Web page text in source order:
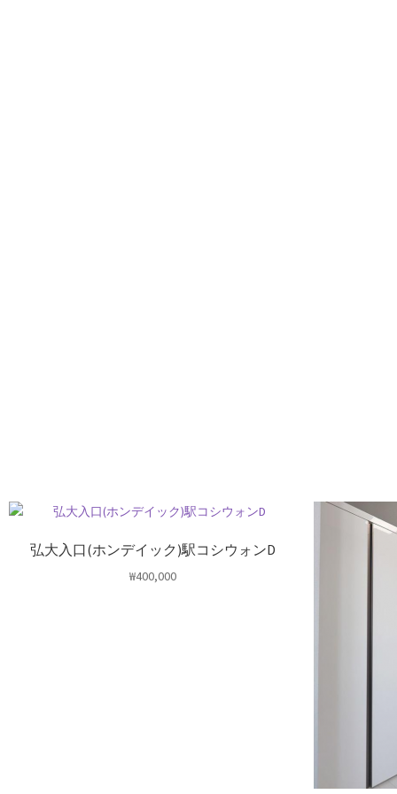
弘大入口(ホンデイック)駅コシウォンD
₩400,000